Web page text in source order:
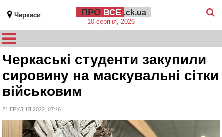
Черкаси ПРО ВСЕ .ck.ua
10 серпня, 2026
Черкаські студенти закупили
сировину на маскувальні сітки
військовим
21 ГРУДНЯ 2022, 07:26